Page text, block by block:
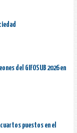
del GIFOSUB 2026 en
puestos en el